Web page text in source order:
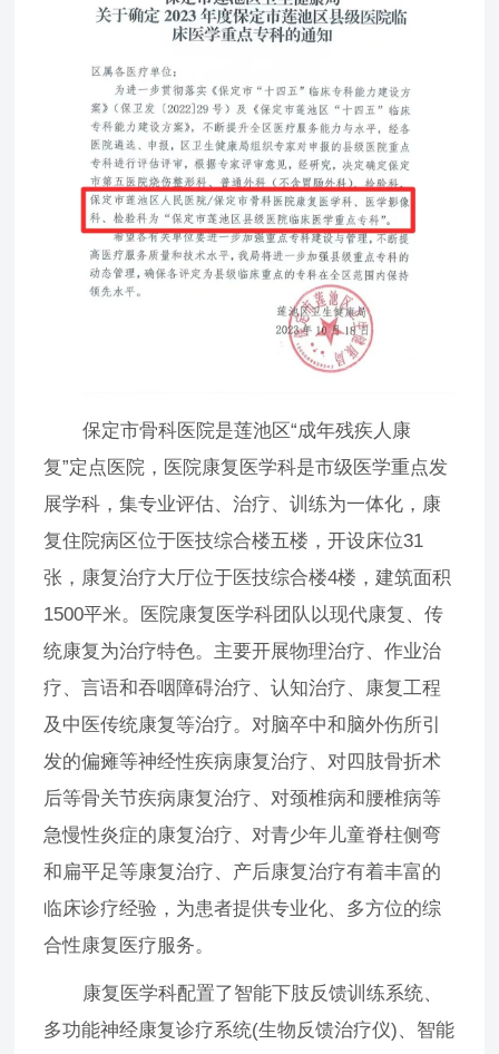
保定市骨科医院是莲池区“成年残疾人康
复”定点医院，医院康复医学科是市级医学重点发
展学科，集专业评估、治疗、训练为一体化，康
复住院病区位于医技综合楼五楼，开设床位31
张，康复治疗大厅位于医技综合楼4楼，建筑面积
1500平米。医院康复医学科团队以现代康复、传
统康复为治疗特色。主要开展物理治疗、作业治
疗、言语和吞咽障碍治疗、认知治疗、康复工程
及中医传统康复等治疗。对脑卒中和脑外伤所引
发的偏瘫等神经性疾病康复治疗、对四肢骨折术
后等骨关节疾病康复治疗、对颈椎病和腰椎病等
急慢性炎症的康复治疗、对青少年儿童脊柱侧弯
和扁平足等康复治疗、产后康复治疗有着丰富的
临床诊疗经验，为患者提供专业化、多方位的综
合性康复医疗服务。
康复医学科配置了智能下肢反馈训练系统、
多功能神经康复诊疗系统(生物反馈治疗仪)、智能